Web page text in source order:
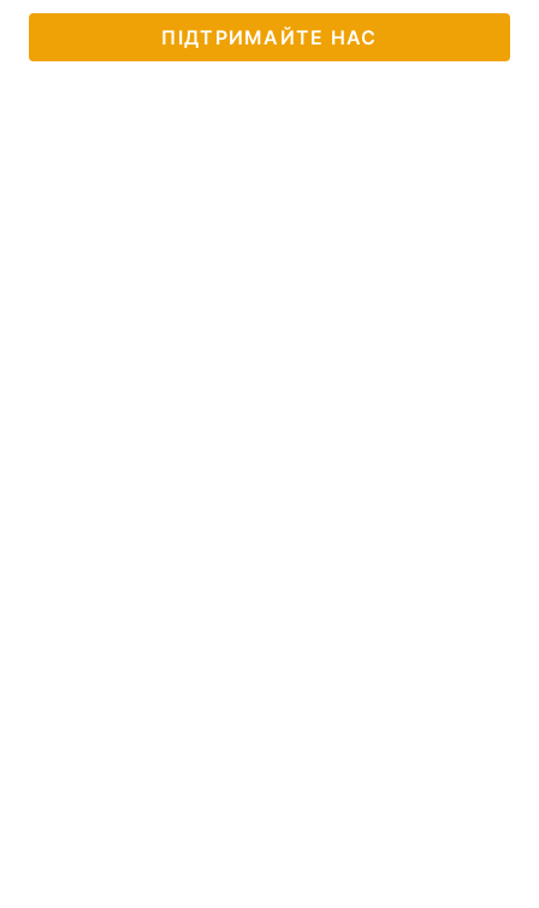
ПІДТРИМАЙТЕ НАС